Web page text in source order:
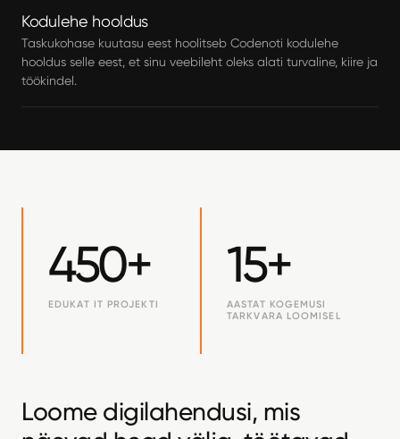
Kodulehe hooldus
Taskukohase kuutasu eest hoolitseb Codenoti kodulehe
hooldus selle eest, et sinu veebileht oleks alati turvaline, kiire ja
töökindel.
450+
EDUKAT IT PROJEKTI
15+
AASTAT KOGEMUSI
TARKVARA LOOMISEL
Loome digilahendusi, mis